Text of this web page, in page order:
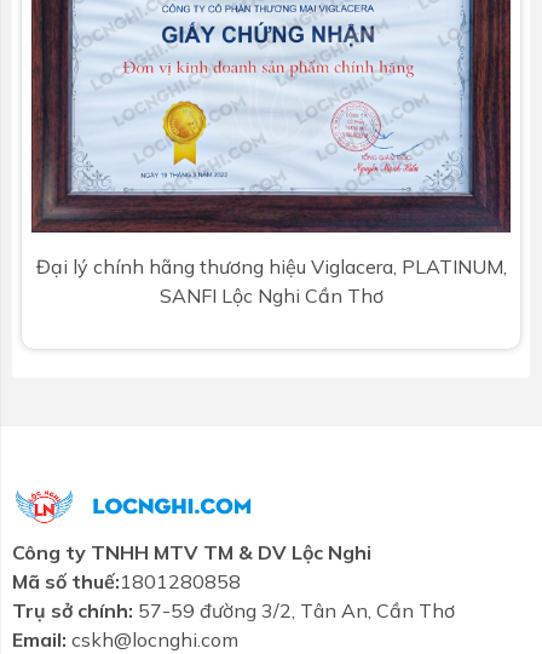
tiết
kiệm
Liên hệ
Đại lý chính hãng thương hiệu Viglacera, PLATINUM,
SANFI Lộc Nghi Cần Thơ
Công ty TNHH MTV TM & DV Lộc Nghi
Mã số thuế:1801280858
Trụ sở chính: 57-59 đường 3/2, Tân An, Cần Thơ
Email: cskh@locnghi.com